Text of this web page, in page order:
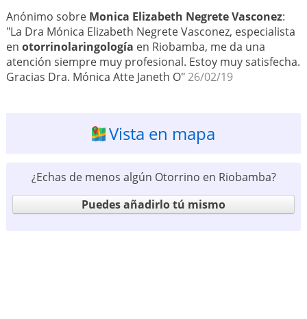
Anónimo sobre Monica Elizabeth Negrete Vasconez:
"La Dra Mónica Elizabeth Negrete Vasconez, especialista
en otorrinolaringología en Riobamba, me da una
atención siempre muy profesional. Estoy muy satisfecha.
Gracias Dra. Mónica Atte Janeth O"26/02/19
Vista en mapa
¿Echas de menos algún Otorrino en Riobamba?
Puedes añadirlo tú mismo